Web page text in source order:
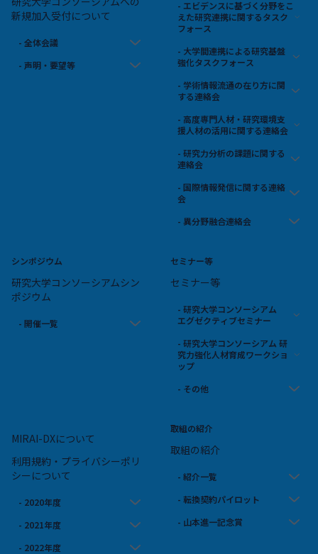
新規加入受付について
- 全体会議
- 声明・要望等
- エビデンスに基づく分野をこ
えた研究連携に関するタスク
フォース
- 大学間連携による研究基盤
強化タスクフォース
- 学術情報流通の在り方に関
する連絡会
- 高度専門人材・研究環境支
援人材の活用に関する連絡会
- 研究力分析の課題に関する
連絡会
- 国際情報発信に関する連絡
会
- 異分野融合連絡会
シンポジウム
研究大学コンソーシアムシン
ポジウム
- 開催一覧
セミナー等
セミナー等
- 研究大学コンソーシアム
エグゼクティブセミナー
- 研究大学コンソーシアム 研
究力強化人材育成ワークショ
ップ
- その他
MIRAI-DXについて
利用規約・プライバシーポリ
シーについて
- 2020年度
- 2021年度
- 2022年度
取組の紹介
取組の紹介
- 紹介一覧
- 転換契約パイロット
- 山本進一記念賞